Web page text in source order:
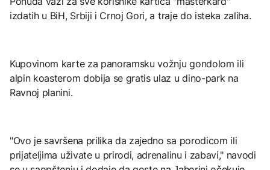
izdatih u BiH, Srbiji i Crnoj Gori, a traje do isteka zaliha.
Kupovinom karte za panoramsku vožnju gondolom ili
alpin koasterom dobija se gratis ulaz u dino-park na
Ravnoj planini.
"Ovo je savršena prilika da zajedno sa porodicom ili
prijateljima uživate u prirodi, adrenalinu i zabavi," navodi